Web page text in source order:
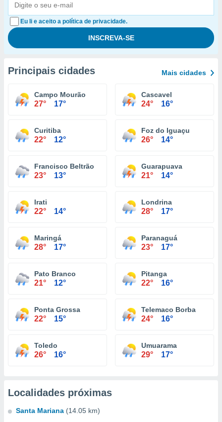
Eu li e aceito a política de privacidade.
Principais cidades Mais cidades
Campo Mourão
27° 17°
Cascavel
24° 16°
Curitiba
22° 12°
Foz do Iguaçu
26° 14°
Francisco Beltrão
23° 13°
Guarapuava
21° 14°
Irati
22° 14°
Londrina
28° 17°
Maringá
28° 17°
Paranaguá
23° 17°
Pato Branco
21° 12°
Pitanga
22° 16°
Ponta Grossa
22° 15°
Telemaco Borba
24° 16°
Toledo
26° 16°
Umuarama
29° 17°
Localidades próximas
Santa Mariana (14.05 km)